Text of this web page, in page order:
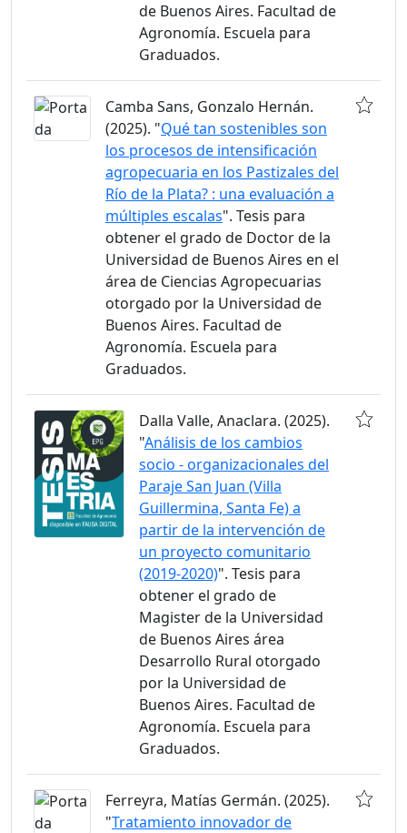
de Buenos Aires. Facultad de
Agronomía. Escuela para
Graduados.
Camba Sans, Gonzalo Hernán.
(2025). "Qué tan sostenibles son
los procesos de intensificación
agropecuaria en los Pastizales del
Río de la Plata? : una evaluación a
múltiples escalas". Tesis para
obtener el grado de Doctor de la
Universidad de Buenos Aires en el
área de Ciencias Agropecuarias
otorgado por la Universidad de
Buenos Aires. Facultad de
Agronomía. Escuela para
Graduados.
Dalla Valle, Anaclara. (2025).
"Análisis de los cambios
socio - organizacionales del
Paraje San Juan (Villa
Guillermina, Santa Fe) a
partir de la intervención de
un proyecto comunitario
(2019-2020)". Tesis para
obtener el grado de
Magister de la Universidad
de Buenos Aires área
Desarrollo Rural otorgado
por la Universidad de
Buenos Aires. Facultad de
Agronomía. Escuela para
Graduados.
Ferreyra, Matías Germán. (2025).
"Tratamiento innovador de